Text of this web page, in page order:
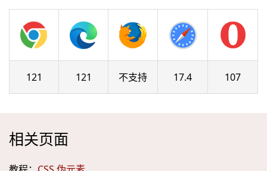
121 121 不支持 17.4 107
相关页面